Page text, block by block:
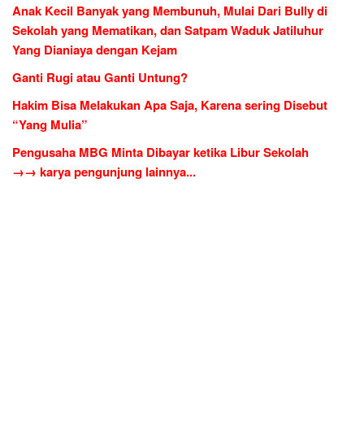
Anak Kecil Banyak yang Membunuh, Mulai Dari Bully di
Sekolah yang Mematikan, dan Satpam Waduk Jatiluhur
Yang Dianiaya dengan Kejam
Ganti Rugi atau Ganti Untung?
Hakim Bisa Melakukan Apa Saja, Karena sering Disebut
“Yang Mulia”
Pengusaha MBG Minta Dibayar ketika Libur Sekolah
→→ karya pengunjung lainnya...